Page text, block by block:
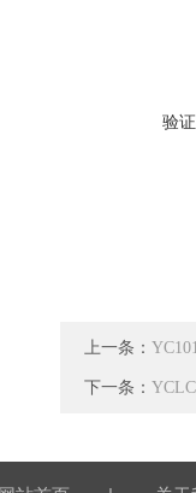
验
上一条：
下一条：